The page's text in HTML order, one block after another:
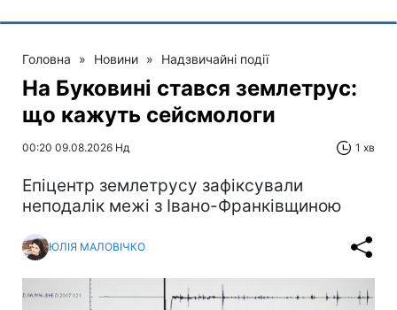
Головна » Новини » Надзвичайні події
На Буковині стався землетрус:
що кажуть сейсмологи
00:20 09.08.2026 Нд 1 хв
Епіцентр землетрусу зафіксували
неподалік межі з Івано-Франківщиною
ЮЛІЯ МАЛОВІЧКО